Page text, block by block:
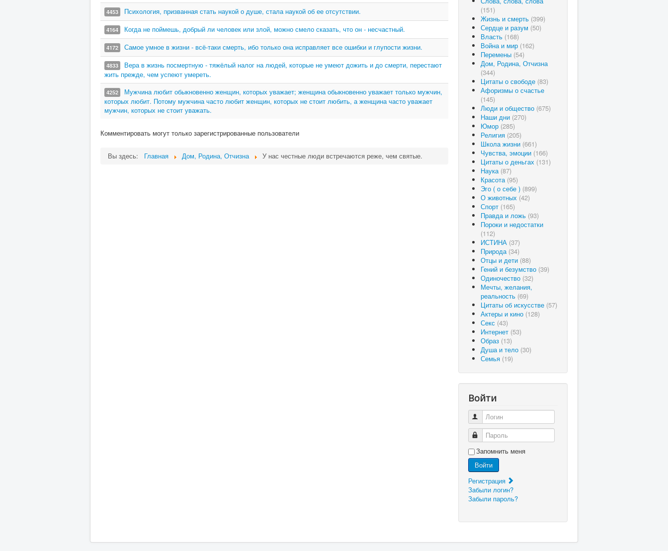
4453 Психология, призванная стать наукой о душе, стала наукой об ее отсутствии.
4164 Когда не поймешь, добрый ли человек или злой, можно смело сказать, что он - несчастный.
4172 Самое умное в жизни - всё-таки смерть, ибо только она исправляет все ошибки и глупости жизни.
4833
Вера в жизнь посмертную - тяжёлый налог на людей, которые не умеют дожить и до смерти, перестают
жить прежде, чем успеют умереть.
4252
Мужчина любит обыкновенно женщин, которых уважает; женщина обыкновенно уважает только мужчин,
которых любит. Потому мужчина часто любит женщин, которых не стоит любить, а женщина часто уважает
мужчин, которых не стоит уважать.
Комментировать могут только зарегистрированные пользователи
Вы здесь: Главная Дом, Родина, Отчизна У нас честные люди встречаются реже, чем святые.
(151)
Жизнь и смерть (399)
Сердце и разум (50)
Власть (168)
Война и мир (162)
Перемены (54)
Дом, Родина, Отчизна
(344)
Цитаты о свободе (83)
Афоризмы о счастье
(145)
Люди и общество (675)
Наши дни (270)
Юмор (285)
Религия (205)
Школа жизни (661)
Чувства, эмоции (166)
Цитаты о деньгах (131)
Наука (87)
Красота (95)
Эго ( о себе ) (899)
О животных (42)
Спорт (165)
Правда и ложь (93)
Пороки и недостатки
(112)
ИСТИНА (37)
Природа (34)
Отцы и дети (88)
Гений и безумство (39)
Одиночество (32)
Мечты, желания,
реальность (69)
Цитаты об искусстве (57)
Актеры и кино (128)
Секс (43)
Интернет (53)
Образ (13)
Душа и тело (30)
Семья (19)
Войти
Логин
Пароль
Запомнить меня
Войти
Регистрация
Забыли логин?
Забыли пароль?